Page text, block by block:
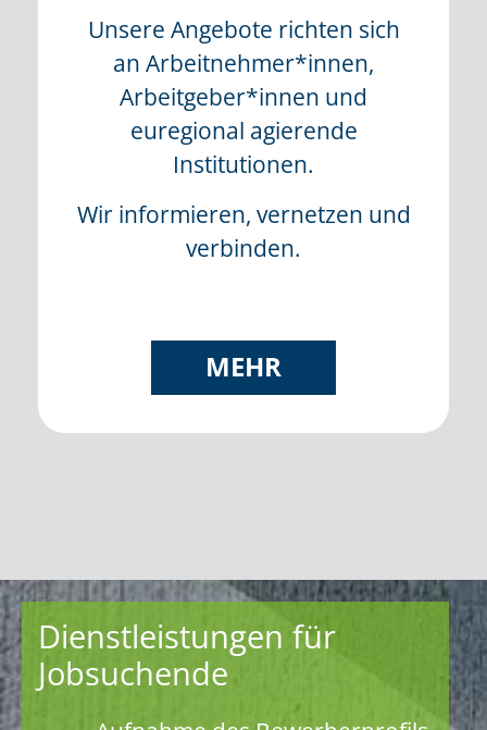
Unsere Angebote richten sich
an Arbeitnehmer*innen,
Arbeitgeber*innen und
euregional agierende
Institutionen.
Wir informieren, vernetzen und
verbinden.
MEHR
Dienstleistungen für
Jobsuchende